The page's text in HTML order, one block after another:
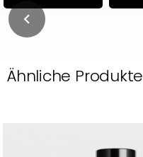
Ähnliche Produkte